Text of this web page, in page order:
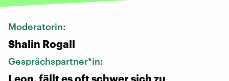
Moderatorin:
Shalin Rogall
Gesprächspartner*in:
Leon, fällt es oft schwer sich zu